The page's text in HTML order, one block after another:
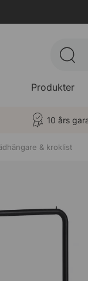
Produkter
10 års
& kroklist